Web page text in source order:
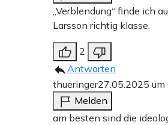
„Verblendung“ finde ich
Larsson richtig klasse.
2
Antworten
thueringer27.05.2025
Melden
am besten sind die